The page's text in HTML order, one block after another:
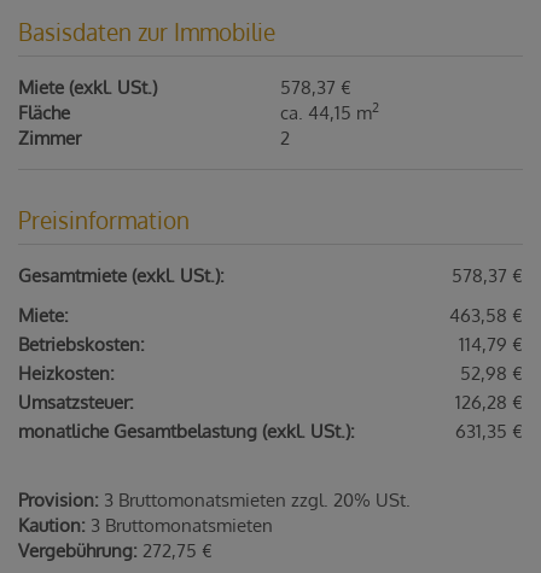
Basisdaten zur Immobilie
Miete (exkl. USt.)
578,37 €
Fläche
ca. 44,15 m2
Zimmer 2
Preisinformation
Gesamtmiete (exkl. USt.):
578,37 €
Miete:
463,58 €
Betriebskosten:
114,79 €
Heizkosten:
52,98 €
Umsatzsteuer:
126,28 €
monatliche Gesamtbelastung (exkl. USt.):
631,35 €
Provision: 3 Bruttomonatsmieten zzgl. 20% USt.
Kaution: 3 Bruttomonatsmieten
Vergebührung: 272,75 €